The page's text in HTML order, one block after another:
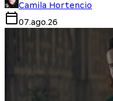
Camila Hortencio
07.ago.26